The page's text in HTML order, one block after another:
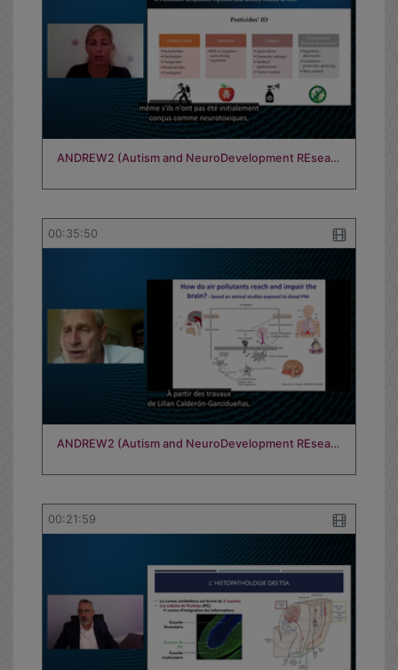
ANDREW2 (Autism and NeuroDevelopment REsea…
00:35:50
ANDREW2 (Autism and NeuroDevelopment REsea…
00:21:59